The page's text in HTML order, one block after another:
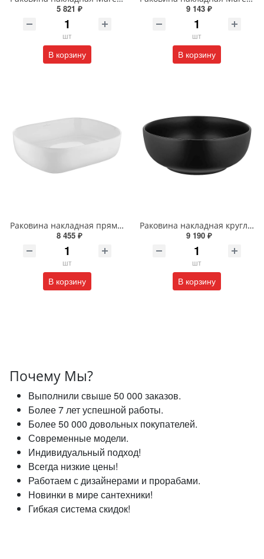
5 821 ₽
шт
В корзину
9 143 ₽
шт
В корзину
Раковина накладная прямоугольная Wonzon & Woghand TAHOE WW-RN41286-GW белая глянцевая
8 455 ₽
шт
В корзину
Раковина накладная круглая Wonzon & Woghand ERIE WW-RN4076-MB черная матовая
9 190 ₽
шт
В корзину
Почему Мы?
Выполнили свыше 50 000 заказов.
Более 7 лет успешной работы.
Более 50 000 довольных покупателей.
Современные модели.
Индивидуальный подход!
Всегда низкие цены!
Работаем с дизайнерами и прорабами.
Новинки в мире сантехники!
Гибкая система скидок!